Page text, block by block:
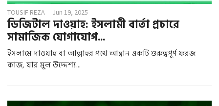
TOUSIF REZA Jun 19, 2025
ডিজিটাল দাওয়াহ: ইসলামী বার্তা প্রচারে
সামাজিক যোগাযোগ...
ইসলামে দাওয়াহ বা আল্লাহর পথে আহ্বান একটি গুরুত্বপূর্ণ ফরজ
কাজ, যার মূল উদ্দেশ্য...